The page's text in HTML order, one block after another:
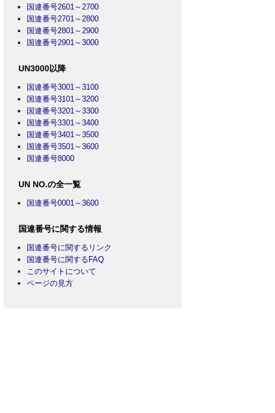
国連番号2601～2700
国連番号2701～2800
国連番号2801～2900
国連番号2901～3000
UN3000以降
国連番号3001～3100
国連番号3101～3200
国連番号3201～3300
国連番号3301～3400
国連番号3401～3500
国連番号3501～3600
国連番号8000
UN NO.の全一覧
国連番号0001～3600
国連番号に関する情報
国連番号に関するリンク
国連番号に関するFAQ
このサイトについて
ページの見方